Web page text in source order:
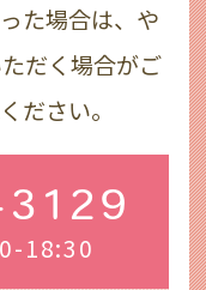
た場合は、や
だく場合がご
ださい。
18:30